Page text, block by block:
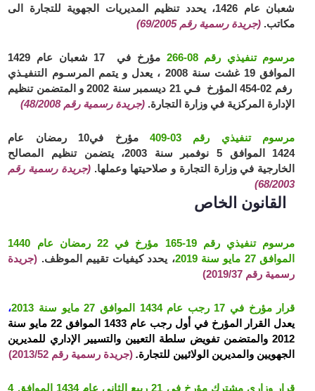
شعبان عام 1426، يحدد تنظيم المديريات الجهوية للتجارة الى
مكاتب. (جريدة رسمية رقم 69/2005)
مرسوم تنفيذي رقم 08-266
مؤرخ في 17 شعبان عام 1429
الموافق 19 غشت سنة 2008 ، يعدل و يتمم المرسـوم التنفيـذي
رفم 02-454 المؤرخ فـي 21 ديسمبر سنة 2002 و المتضمن تنظيم
الإدارة المركزية في وزارة التجارة. (جريدة رسمية رقم 48/2008)
مرسوم تنفيذي رقم 03-409
مؤرخ في10 رمضان عام
1424 الموافق 5 نوفمبر سنة 2003، يتضمن تنظيم المصالح
الخارجية في وزارة التجارة و صلاحيتها وعملها. (جريدة رسمية رقم
68/2003)
القانون الخاص
مرسوم تنفيذي رقم 19-165 مؤرخ في 22 رمضان عام 1440
الموافق 27 مايو سنة 2019
، يحدد كيفيات تقييم الموظف. (جريدة
رسمية رقم 2019/37)
قرار مؤرخ في 17 رجب عام 1434 الموافق 27 مايو سنة 2013
،
يعدل القرار المؤرخ في أول رجب عام 1433 الموافق 22 مايو سنة
2012 والمتضمن تفويض سلطة التعيين والتسيير الإداري للمديرين
الجهويين والمديرين الولائيين للتجارة. (جريدة رسمية رقم 2013/52)
ق رار وزاري مشترك مؤرخ في 21 ربيع الثاني عام 1434 الموافق 4